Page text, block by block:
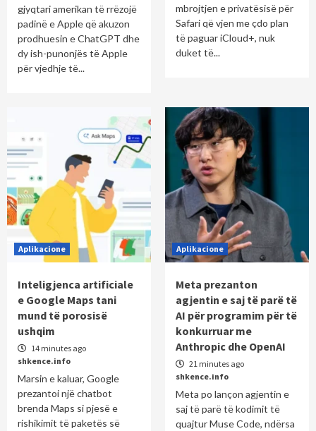
gjyqtari amerikan të rrëzojë
padinë e Apple që akuzon
prodhuesin e ChatGPT dhe
dy ish-punonjës të Apple
për vjedhje të...
mbrojtjen e privatësisë për
Safari që vjen me çdo plan
të paguar iCloud+, nuk
duket të...
Aplikacione
Inteligjenca artificiale
e Google Maps tani
mund të porosisë
ushqim
14 minutes ago
shkence.info
Marsin e kaluar, Google
prezantoi një chatbot
brenda Maps si pjesë e
rishikimit të paketës së
Aplikacione
Meta prezanton
agjentin e saj të parë të
AI për programim për të
konkurruar me
Anthropic dhe OpenAI
21 minutes ago
shkence.info
Meta po lançon agjentin e
saj të parë të kodimit të
quajtur Muse Code, ndërsa